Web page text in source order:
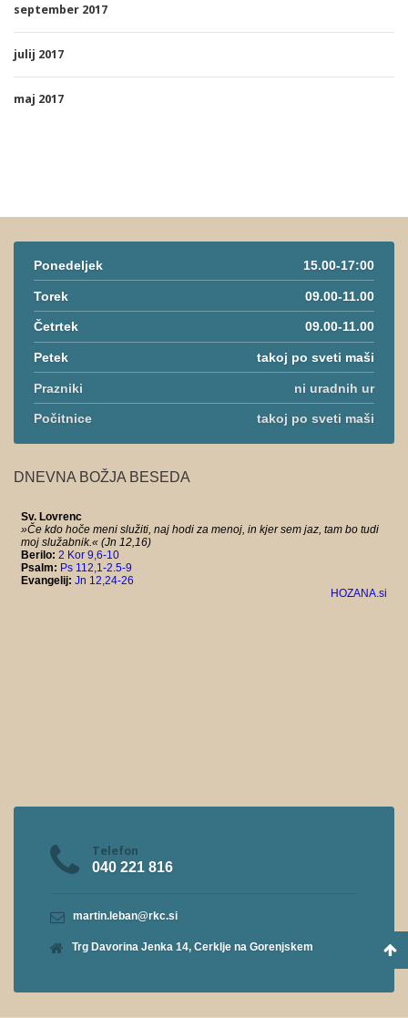
september 2017
julij 2017
maj 2017
Ponedeljek 15.00-17:00
Torek 09.00-11.00
Četrtek 09.00-11.00
Petek takoj po sveti maši
Prazniki ni uradnih ur
Počitnice takoj po sveti maši
DNEVNA BOŽJA BESEDA
Telefon
040 221 816
martin.leban@rkc.si
Trg Davorina Jenka 14, Cerklje na Gorenjskem